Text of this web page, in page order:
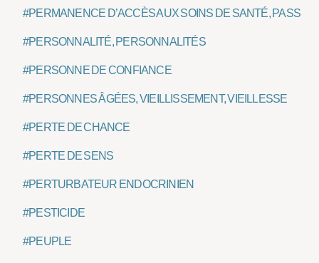
#PERMANENCE D’ACCÈS AUX SOINS DE SANTÉ, PASS
#PERSONNALITÉ, PERSONNALITÉS
#PERSONNE DE CONFIANCE
#PERSONNES ÂGÉES, VIEILLISSEMENT, VIEILLESSE
#PERTE DE CHANCE
#PERTE DE SENS
#PERTURBATEUR ENDOCRINIEN
#PESTICIDE
#PEUPLE